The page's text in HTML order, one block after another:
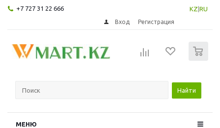
+7 727 31 22 666 KZ RU
Вход Регистрация
Найти
МЕНЮ